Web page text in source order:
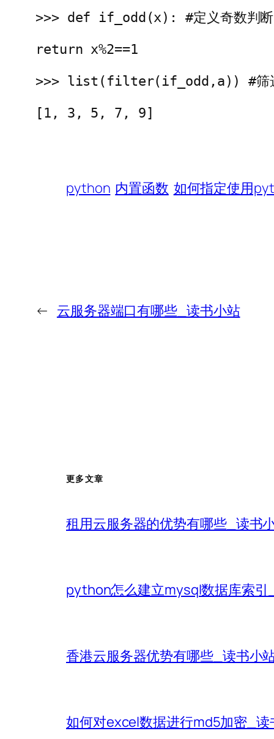
>>> def if_odd(x): #定义奇数判断
return x%2==1
>>> list(filter(if_odd,a)) #筛选
[1, 3, 5, 7, 9]
python 内置函数 如何指定使用
← 云服务器端口有哪些_读书小站
更多文章
租用云服务器的优势有哪些_读书
python怎么建立mysql数据库索引
香港云服务器优势有哪些_读书小
如何对excel数据进行md5加密_读